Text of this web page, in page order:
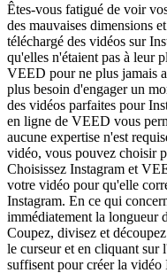
Êtes-vous fatigué de voir
des mauvaises dimensions
téléchargé des vidéos sur
qu'elles n'étaient pas à leur
VEED pour ne plus jamais
plus besoin d'engager un
des vidéos parfaites pour
en ligne de VEED vous
aucune expertise n'est
vidéo, vous pouvez choisir
Choisissez Instagram et
votre vidéo pour qu'elle
Instagram. En ce qui
immédiatement la longueur
Coupez, divisez et
le curseur et en cliquant
suffisent pour créer la vidéo